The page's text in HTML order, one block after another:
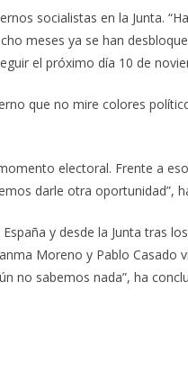
socialistas en la Junta.
meses ya se han
el próximo día 10 de
que no mire colores
electoral. Frente a
darle otra oportunidad”,
y desde la Junta tras
Moreno y Pablo Casado
no sabemos nada”, ha